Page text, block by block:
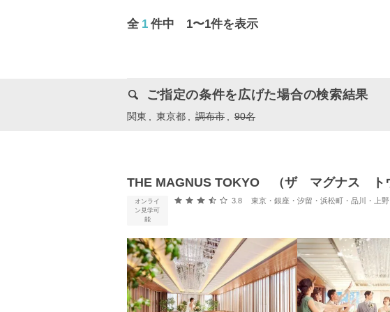
全 1 件中 1〜1件を表示
ご指定の条件を広げた場合の検索結果
関東 東京都 調布市 90名
THE MAGNUS TOKYO （ザ マグナス ト
オンライ
ン見学可
能
口コミ評価
3.8 東京・銀座・汐留・浜松町・品川・上野・浅草 (銀座駅) / 式